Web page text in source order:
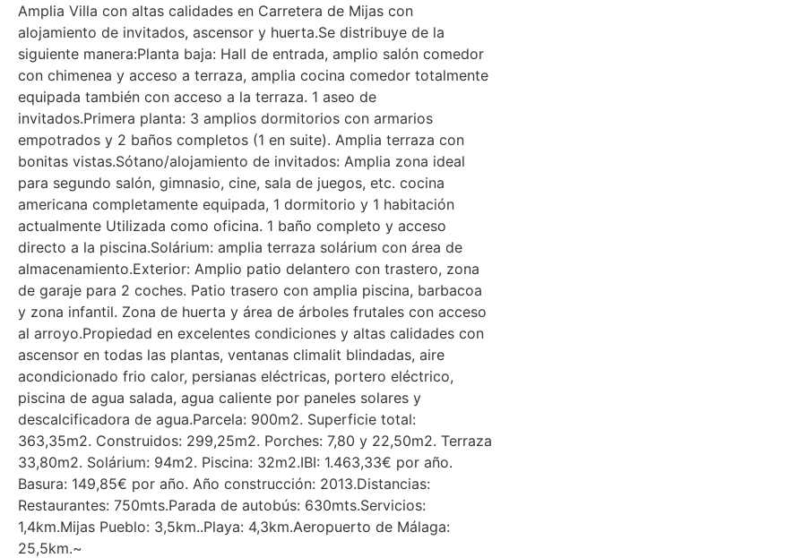
Amplia Villa con altas calidades en Carretera de Mijas con
alojamiento de invitados, ascensor y huerta.Se distribuye de la
siguiente manera:Planta baja: Hall de entrada, amplio salón comedor
con chimenea y acceso a terraza, amplia cocina comedor totalmente
equipada también con acceso a la terraza. 1 aseo de
invitados.Primera planta: 3 amplios dormitorios con armarios
empotrados y 2 baños completos (1 en suite). Amplia terraza con
bonitas vistas.Sótano/alojamiento de invitados: Amplia zona ideal
para segundo salón, gimnasio, cine, sala de juegos, etc. cocina
americana completamente equipada, 1 dormitorio y 1 habitación
actualmente Utilizada como oficina. 1 baño completo y acceso
directo a la piscina.Solárium: amplia terraza solárium con área de
almacenamiento.Exterior: Amplio patio delantero con trastero, zona
de garaje para 2 coches. Patio trasero con amplia piscina, barbacoa
y zona infantil. Zona de huerta y área de árboles frutales con acceso
al arroyo.Propiedad en excelentes condiciones y altas calidades con
ascensor en todas las plantas, ventanas climalit blindadas, aire
acondicionado frio calor, persianas eléctricas, portero eléctrico,
piscina de agua salada, agua caliente por paneles solares y
descalcificadora de agua.Parcela: 900m2. Superficie total:
363,35m2. Construidos: 299,25m2. Porches: 7,80 y ‌22,50m2. ‌Terraza
‌33,80m2. ‌Solárium: 94m2. ‌Piscina: ‌32m2.IBI: ‌1.463,33€ ‌por ‌año.
Basura: ‌149,85€ por año. Año ‌construcción: ‌2013.Distancias:
Restaurantes: ‌750mts.Parada ‌de ‌autobús: 630mts.Servicios:
1,4km.Mijas ‌Pueblo: ‌3,5km..Playa: ‌4,3km.Aeropuerto ‌de ‌Málaga:
‌25,5km.~